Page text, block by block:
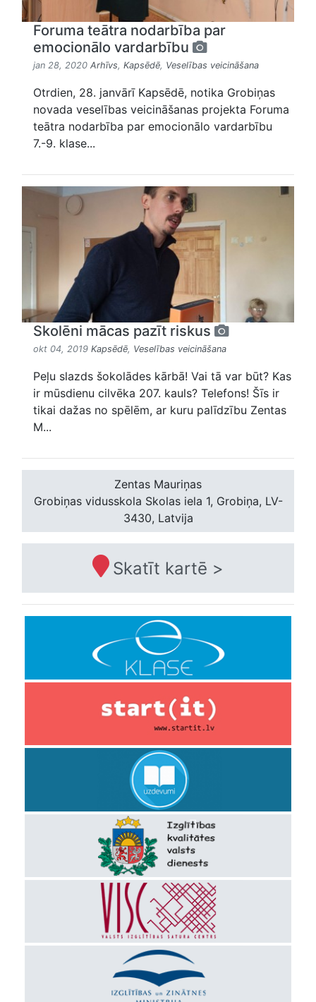
Foruma teātra nodarbība par
emocionālo vardarbību
jan 28, 2020 Arhīvs, Kapsēdē, Veselības veicināšana
Otrdien, 28. janvārī Kapsēdē, notika Grobiņas
novada veselības veicināšanas projekta Foruma
teātra nodarbība par emocionālo vardarbību
7.-9. klase...
Skolēni mācas pazīt riskus
okt 04, 2019 Kapsēdē, Veselības veicināšana
Peļu slazds šokolādes kārbā! Vai tā var būt? Kas
ir mūsdienu cilvēka 207. kauls? Telefons! Šīs ir
tikai dažas no spēlēm, ar kuru palīdzību Zentas
M...
Zentas Mauriņas
Grobiņas vidusskola Skolas iela 1, Grobiņa, LV-
3430, Latvija
Skatīt kartē >